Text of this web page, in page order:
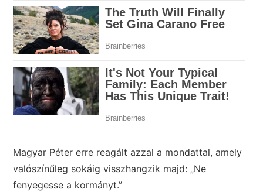
Magyar Péter erre reagált azzal a mondattal, amely
valószínűleg sokáig visszhangzik majd: „Ne
fenyegesse a kormányt.”